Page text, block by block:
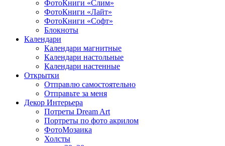
ФотоКниги «Слим»
ФотоКниги «Лайт»
ФотоКниги «Софт»
Блокноты
Календари
Календари магнитные
Календари настольные
Календари настенные
Открытки
Отправлю самостоятельно
Отправьте за меня
Декор Интерьера
Потреты Dream Art
Портреты по фото акрилом
ФотоМозаика
Холсты